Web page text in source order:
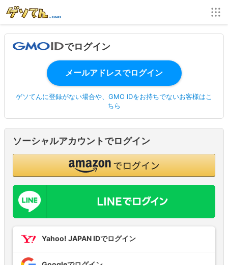
でログイン
ゲソてんに登録がない場合や、GMO IDをお持ちでないお客様はこ
ちら
ソーシャルアカウントでログイン
Yahoo! JAPAN IDでログイン